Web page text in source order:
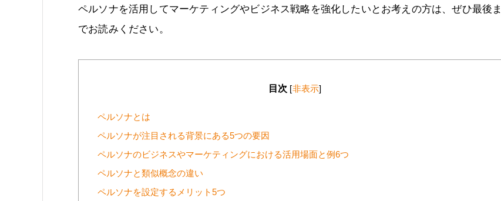
ペルソナを活用してマーケティングやビジネス戦略を強化したいとお考えの方は、ぜひ最後ま
でお読みください。
目次 [非表示]
ペルソナとは
ペルソナが注目される背景にある5つの要因
ペルソナのビジネスやマーケティングにおける活用場面と例6つ
ペルソナと類似概念の違い
ペルソナを設定するメリット5つ